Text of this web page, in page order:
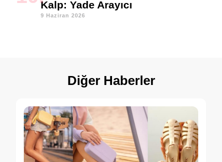
Kalp: Yade Arayıcı
9 Haziran 2026
Diğer Haberler